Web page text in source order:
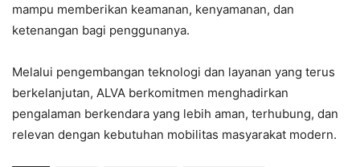
mampu memberikan keamanan, kenyamanan, dan
ketenangan bagi penggunanya.
Melalui pengembangan teknologi dan layanan yang terus
berkelanjutan, ALVA berkomitmen menghadirkan
pengalaman berkendara yang lebih aman, terhubung, dan
relevan dengan kebutuhan mobilitas masyarakat modern.